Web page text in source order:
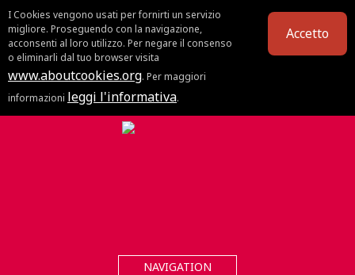
I Cookies vengono usati per fornirti un servizio
migliore. Proseguendo con la navigazione,
acconsenti al loro utilizzo. Per negare il consenso
o eliminarli dal tuo browser visita
www.aboutcookies.org. Per maggiori
informazioni leggi l'informativa.
Accetto
NAVIGATION